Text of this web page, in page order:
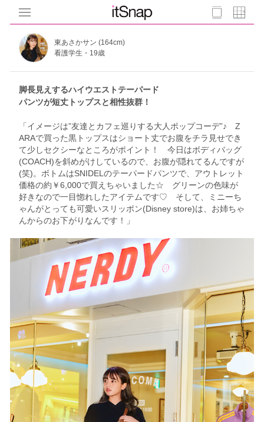
東あさかサン (164cm)
看護学生・19歳
脚長見えするハイウエストテーパード
パンツが短丈トップスと相性抜群！
「イメージは”友達とカフェ巡りする大人ポップコーデ”♪ Z
ARAで買った黒トップスはショート丈でお腹をチラ見せでき
て少しセクシーなところがポイント！ 今日はボディバッグ
(COACH)を斜めがけしているので、お腹が隠れてるんですが
(笑)。ボトムはSNIDELのテーパードパンツで、アウトレット
価格の約￥6,000で買えちゃいました☆ グリーンの色味が
好きなので一目惚れしたアイテムです♡ そして、ミニーち
ゃんがとっても可愛いスリッポン(Disney store)は、お姉ちゃ
んからのお下がりなんです！」